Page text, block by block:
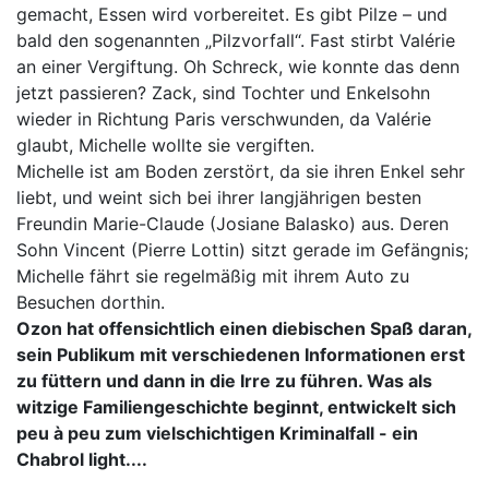
gemacht, Essen wird vorbereitet. Es gibt Pilze – und
bald den sogenannten „Pilzvorfall“. Fast stirbt Valérie
an einer Vergiftung. Oh Schreck, wie konnte das denn
jetzt passieren? Zack, sind Tochter und Enkelsohn
wieder in Richtung Paris verschwunden, da Valérie
glaubt, Michelle wollte sie vergiften.
Michelle ist am Boden zerstört, da sie ihren Enkel sehr
liebt, und weint sich bei ihrer langjährigen besten
Freundin Marie-Claude (Josiane Balasko) aus. Deren
Sohn Vincent (Pierre Lottin) sitzt gerade im Gefängnis;
Michelle fährt sie regelmäßig mit ihrem Auto zu
Besuchen dorthin.
Ozon hat offensichtlich einen diebischen Spaß daran,
sein Publikum mit verschiedenen Informationen erst
zu füttern und dann in die Irre zu führen. Was als
witzige Familiengeschichte beginnt, entwickelt sich
peu à peu zum vielschichtigen Kriminalfall - ein
Chabrol light....